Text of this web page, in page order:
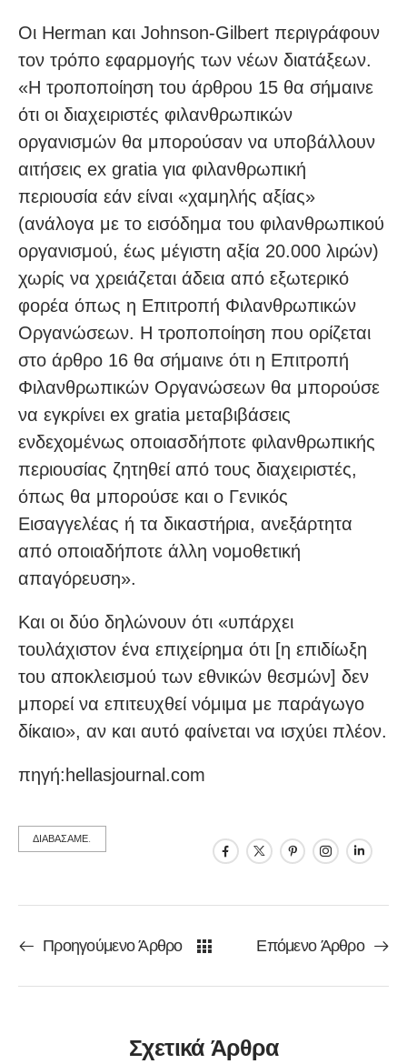
Οι Herman και Johnson-Gilbert περιγράφουν
τον τρόπο εφαρμογής των νέων διατάξεων.
«Η τροποποίηση του άρθρου 15 θα σήμαινε
ότι οι διαχειριστές φιλανθρωπικών
οργανισμών θα μπορούσαν να υποβάλλουν
αιτήσεις ex gratia για φιλανθρωπική
περιουσία εάν είναι «χαμηλής αξίας»
(ανάλογα με το εισόδημα του φιλανθρωπικού
οργανισμού, έως μέγιστη αξία 20.000 λιρών)
χωρίς να χρειάζεται άδεια από εξωτερικό
φορέα όπως η Επιτροπή Φιλανθρωπικών
Οργανώσεων. Η τροποποίηση που ορίζεται
στο άρθρο 16 θα σήμαινε ότι η Επιτροπή
Φιλανθρωπικών Οργανώσεων θα μπορούσε
να εγκρίνει ex gratia μεταβιβάσεις
ενδεχομένως οποιασδήποτε φιλανθρωπικής
περιουσίας ζητηθεί από τους διαχειριστές,
όπως θα μπορούσε και ο Γενικός
Εισαγγελέας ή τα δικαστήρια, ανεξάρτητα
από οποιαδήποτε άλλη νομοθετική
απαγόρευση».
Και οι δύο δηλώνουν ότι «υπάρχει
τουλάχιστον ένα επιχείρημα ότι [η επιδίωξη
του αποκλεισμού των εθνικών θεσμών] δεν
μπορεί να επιτευχθεί νόμιμα με παράγωγο
δίκαιο», αν και αυτό φαίνεται να ισχύει πλέον.
πηγή:hellasjournal.com
ΔΙΑΒΑΣΑΜΕ.
Προηγούμενο Άρθρο Επόμενο Άρθρο
Σχετικά Άρθρα